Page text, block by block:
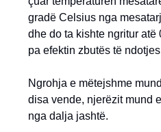
gradë Celsius nga
dhe do ta kishte ngritur atë
pa efektin zbutës të
Ngrohja e mëtejshme
disa vende, njerëzit mund
nga dalja jashtë.